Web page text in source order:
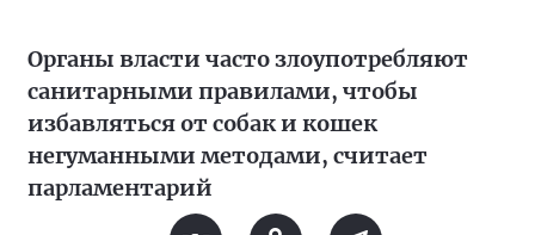
Органы власти часто злоупотребляют
санитарными правилами, чтобы
избавляться от собак и кошек
негуманными методами, считает
парламентарий